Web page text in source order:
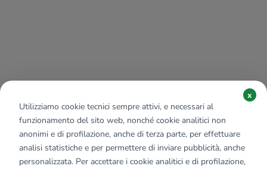
Utilizziamo cookie tecnici sempre attivi, e necessari al
funzionamento del sito web, nonché cookie analitici non
anonimi e di profilazione, anche di terza parte, per effettuare
analisi statistiche e per permettere di inviare pubblicità, anche
personalizzata. Per accettare i cookie analitici e di profilazione,
x